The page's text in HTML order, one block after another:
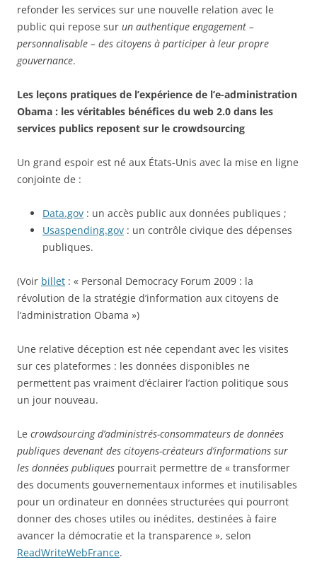
refonder les services sur une nouvelle relation avec le
public qui repose sur un authentique engagement –
personnalisable – des citoyens à participer à leur propre
gouvernance.
Les leçons pratiques de l’expérience de l’e-administration
Obama : les véritables bénéfices du web 2.0 dans les
services publics reposent sur le crowdsourcing
Un grand espoir est né aux États-Unis avec la mise en ligne
conjointe de :
Data.gov : un accès public aux données publiques ;
Usaspending.gov : un contrôle civique des dépenses
publiques.
(Voir billet : « Personal Democracy Forum 2009 : la
révolution de la stratégie d’information aux citoyens de
l’administration Obama »)
Une relative déception est née cependant avec les visites
sur ces plateformes : les données disponibles ne
permettent pas vraiment d’éclairer l’action politique sous
un jour nouveau.
Le crowdsourcing d’administrés-consommateurs de données
publiques devenant des citoyens-créateurs d’informations sur
les données publiques pourrait permettre de « transformer
des documents gouvernementaux informes et inutilisables
pour un ordinateur en données structurées qui pourront
donner des choses utiles ou inédites, destinées à faire
avancer la démocratie et la transparence », selon
ReadWriteWebFrance.